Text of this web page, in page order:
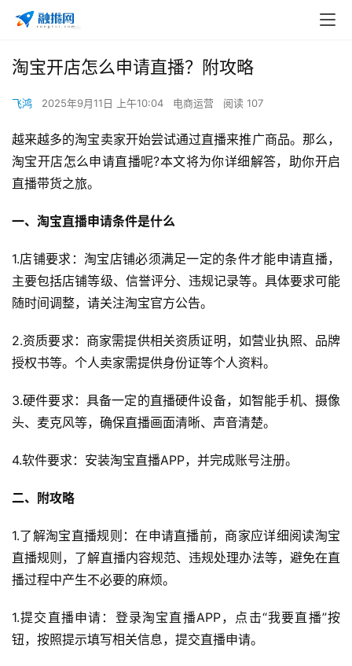
淘宝开店怎么申请直播？附攻略
飞鸿 2025年9月11日 上午10:04 电商运营 阅读 107
越来越多的淘宝卖家开始尝试通过直播来推广商品。那么，
淘宝开店怎么申请直播呢?本文将为你详细解答，助你开启
直播带货之旅。
一、淘宝直播申请条件是什么
1.店铺要求：淘宝店铺必须满足一定的条件才能申请直播，
主要包括店铺等级、信誉评分、违规记录等。具体要求可能
随时间调整，请关注淘宝官方公告。
2.资质要求：商家需提供相关资质证明，如营业执照、品牌
授权书等。个人卖家需提供身份证等个人资料。
3.硬件要求：具备一定的直播硬件设备，如智能手机、摄像
头、麦克风等，确保直播画面清晰、声音清楚。
4.软件要求：安装淘宝直播APP，并完成账号注册。
二、附攻略
1.了解淘宝直播规则：在申请直播前，商家应详细阅读淘宝
直播规则，了解直播内容规范、违规处理办法等，避免在直
播过程中产生不必要的麻烦。
1.提交直播申请：登录淘宝直播APP，点击“我要直播”按
钮，按照提示填写相关信息，提交直播申请。